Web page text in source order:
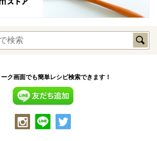
ク画面でも簡単レシピ検索できます！